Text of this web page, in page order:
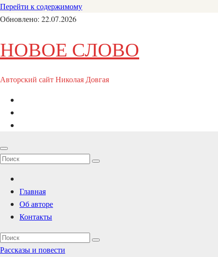
Перейти к содержимому
Обновлено: 22.07.2026
НОВОЕ СЛОВО
Авторский сайт Николая Довгая
Главная
Об авторе
Контакты
Рассказы и повести